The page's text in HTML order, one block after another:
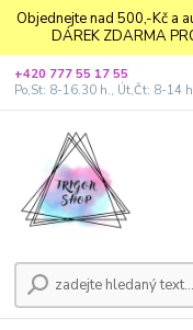
Objednejte nad 500,-Kč a
DÁREK ZDARMA
+420 777 55 17 55
Po,St: 8-16.30 h., Út,Čt: 8-14